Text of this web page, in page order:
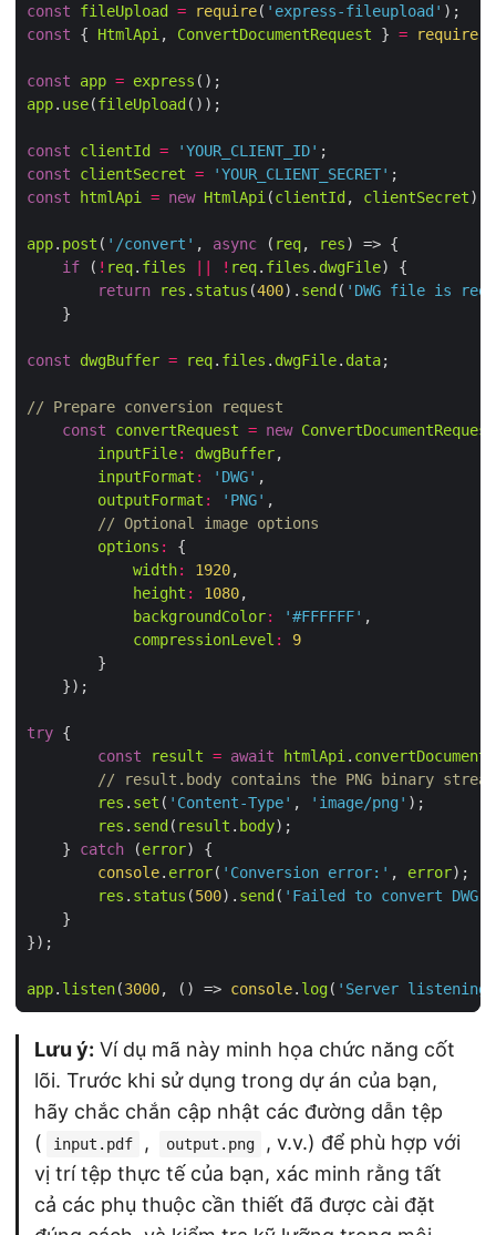
const
fileUpload = require( 'express-fileupload'
const { HtmlApi , ConvertDocumentRequest } = require
const app = express
app. use(fileUpload
const clientId = 'YOUR_CLIENT_ID'
const
clientSecret = 'YOUR_CLIENT_SECRET'
const
htmlApi = new HtmlApi (clientId , clientSecret
app. post ( '/convert' , async ( req, res
if ( ! req. files ! req. files . dwgFile
return
res . status (400). send ( 'DWG file is
const dwgBuffer = req. files . dwgFile. data
// Prepare conversion request
const
convertRequest = new ConvertDocumentRequest
inputFile: dwgBuffer
inputFormat : 'DWG'
outputFormat : 'PNG'
// Optional image options
options :
width: 1920
height : 1080
backgroundColor: '#FFFFFF'
compressionLevel :
9
try
const
result = await htmlApi . convertDocument
// result.body contains the PNG binary stream
res . set ( 'Content-Type' , 'image/png'
res . send ( result . body
    }
catch (error
console. error( 'Conversion error:' , error
res . status (500). send ( 'Failed to convert DWG
app. listen(3000, () => console. log( 'Server listening
Lưu ý: Ví dụ mã này minh họa chức năng cốt
lõi. Trước khi sử dụng trong dự án của bạn,
hãy chắc chắn cập nhật các đường dẫn tệp
(
input.pdf , output.png
, v.v.) để phù hợp với
vị trí tệp thực tế của bạn, xác minh rằng tất
cả các phụ thuộc cần thiết đã được cài đặt